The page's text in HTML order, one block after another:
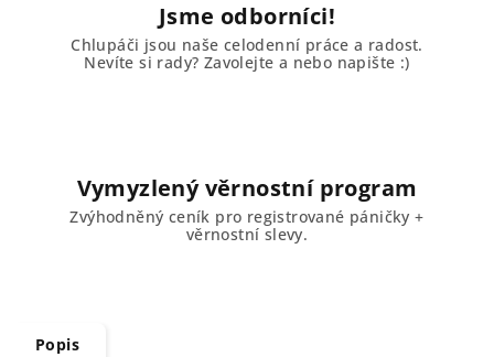
Jsme odborníci!
Chlupáči jsou naše celodenní práce a radost.
Nevíte si rady? Zavolejte a nebo napište :)
Vymyzlený věrnostní program
Zvýhodněný ceník pro registrované páničky +
věrnostní slevy.
Popis